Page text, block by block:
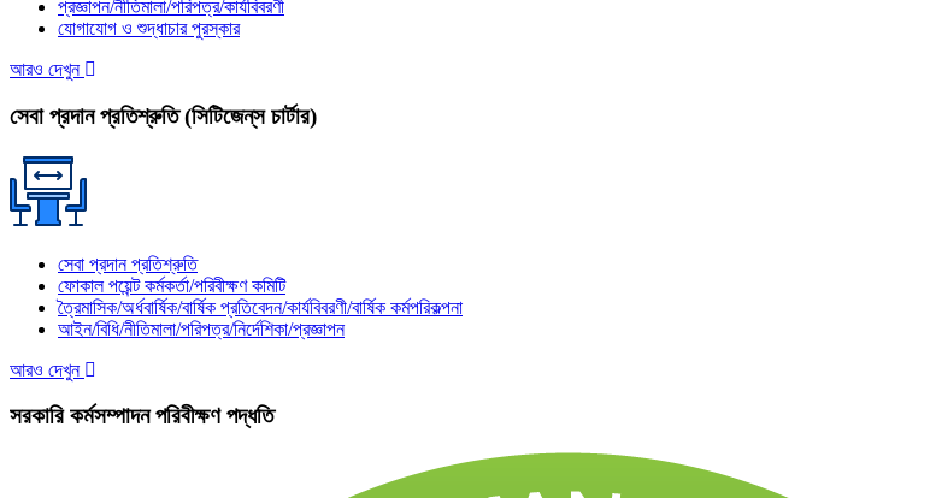
প্রজ্ঞাপন/নীতিমালা/পরিপত্র/কার্যবিবরণী
যোগাযোগ ও শুদ্ধাচার পুরস্কার
আরও দেখুন
সেবা প্রদান প্রতিশ্রুতি (সিটিজেন্‌স চার্টার)
সেবা প্রদান প্রতিশ্রুতি
ফোকাল পয়েন্ট কর্মকর্তা/পরিবীক্ষণ কমিটি
ত্রৈমাসিক/অর্ধবার্ষিক/বার্ষিক প্রতিবেদন/কার্যবিবরণী/বার্ষিক কর্মপরিকল্পনা
আইন/বিধি/নীতিমালা/পরিপত্র/নির্দেশিকা/প্রজ্ঞাপন
আরও দেখুন
সরকারি কর্মসম্পাদন পরিবীক্ষণ পদ্ধতি